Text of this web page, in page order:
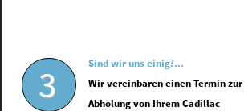
3
Sind wir uns einig?...
Wir vereinbaren einen Termin zur
Abholung von Ihrem Cadillac